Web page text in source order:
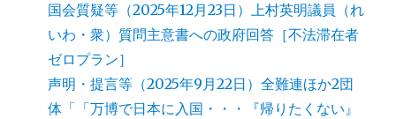
国会質疑等（2025年12月23日）上村英明議員（れ
いわ・衆）質問主意書への政府回答［不法滞在者
ゼロプラン］
声明・提言等（2025年9月22日）全難連ほか2団
体「「万博で日本に入国・・・『帰りたくない』